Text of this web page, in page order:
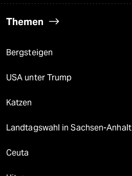
Themen
Bergsteigen
USA unter Trump
Katzen
Landtagswahl in Sachsen-Anhalt
Ceuta